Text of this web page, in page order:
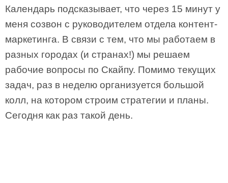
Календарь подсказывает, что через 15 минут у
меня созвон с руководителем отдела контент-
маркетинга. В связи с тем, что мы работаем в
разных городах (и странах!) мы решаем
рабочие вопросы по Скайпу. Помимо текущих
задач, раз в неделю организуется большой
колл, на котором строим стратегии и планы.
Сегодня как раз такой день.